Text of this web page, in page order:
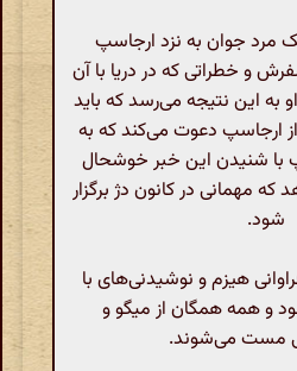
مرد جوان به نزد ارجاسپ
و خطراتی که در دریا با آن
به این نتیجه می‌رسد که باید
ارجاسپ دعوت می‌کند که به
با شنیدن این خبر خوشحال
مهمانی در کانون دژ برگزار
شود.
هیزم و نوشیدنی‌های با
و همه همگان از میگو و
مست می‌شوند.